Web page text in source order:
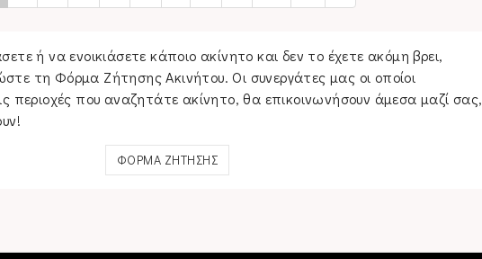
ή να ενοικιάσετε κάποιο ακίνητο και δεν το έχετε ακόμη βρει,
τη Φόρμα Ζήτησης Ακινήτου. Οι συνεργάτες μας οι οποίοι
περιοχές που αναζητάτε ακίνητο, θα επικοινωνήσουν άμεσα μαζί σας,
ΦΟΡΜΑ ΖΗΤΗΣΗΣ